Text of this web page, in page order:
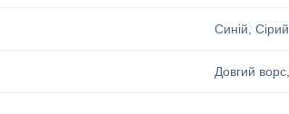
Синій ,Сірий
Довгий ворс